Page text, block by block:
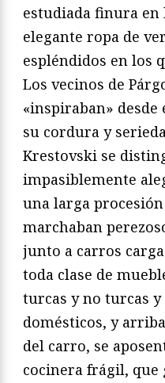
estudiada finura en
elegante ropa de
espléndidos en los
Los vecinos de
«inspiraban»
su cordura y
Krestovski se
impasiblemente
una larga
marchaban
junto a carros
toda clase de
turcas y no turcas
domésticos, y
del carro, se
cocinera frágil, que